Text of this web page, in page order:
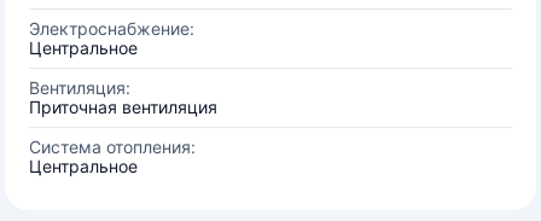
Электроснабжение:
Центральное
Вентиляция:
Приточная вентиляция
Система отопления:
Центральное